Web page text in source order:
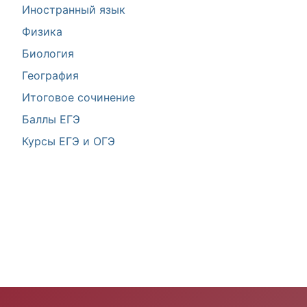
Иностранный язык
Физика
Биология
География
Итоговое сочинение
Баллы ЕГЭ
Курсы ЕГЭ и ОГЭ